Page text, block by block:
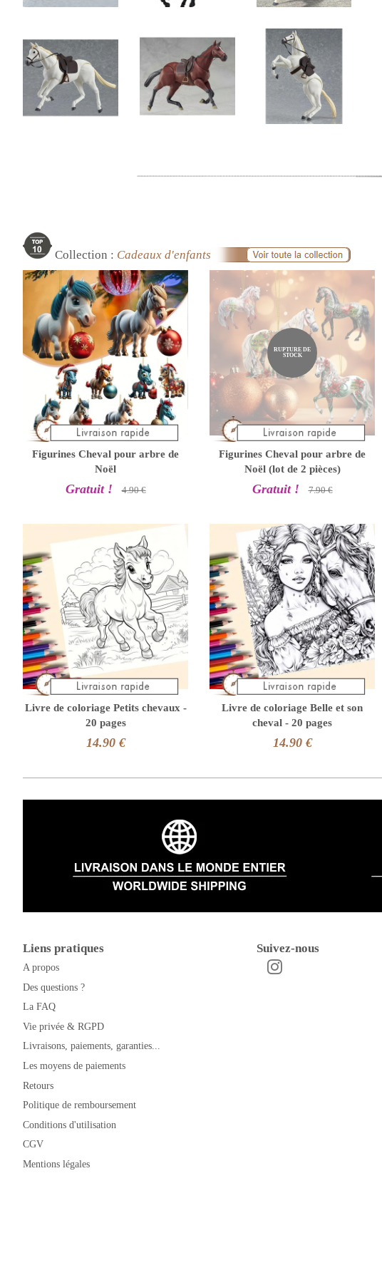
Collection : Cadeaux d'enfants
Figurines Cheval pour arbre de
Noël
Gratuit ! 4.90 €
RUPTURE DE
STOCK
Figurines Cheval pour arbre de
Noël (lot de 2 pièces)
Gratuit ! 7.90 €
Livre de coloriage Petits chevaux -
20 pages
14.90 €
Livre de coloriage Belle et son
cheval - 20 pages
14.90 €
Liens pratiques
A propos
Des questions ?
La FAQ
Vie privée & RGPD
Livraisons, paiements, garanties...
Les moyens de paiements
Retours
Politique de remboursement
Conditions d'utilisation
CGV
Mentions légales
Suivez-nous
FacebookInstagram